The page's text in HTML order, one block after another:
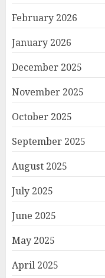
February 2026
January 2026
December 2025
November 2025
October 2025
September 2025
August 2025
July 2025
June 2025
May 2025
April 2025